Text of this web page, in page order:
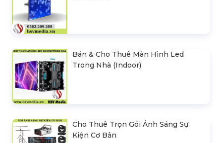
Bán & Cho Thuê Màn Hình Led
Trong Nhà (Indoor)
Cho Thuê Trọn Gói Ánh Sáng Sự
Kiện Cơ Bản